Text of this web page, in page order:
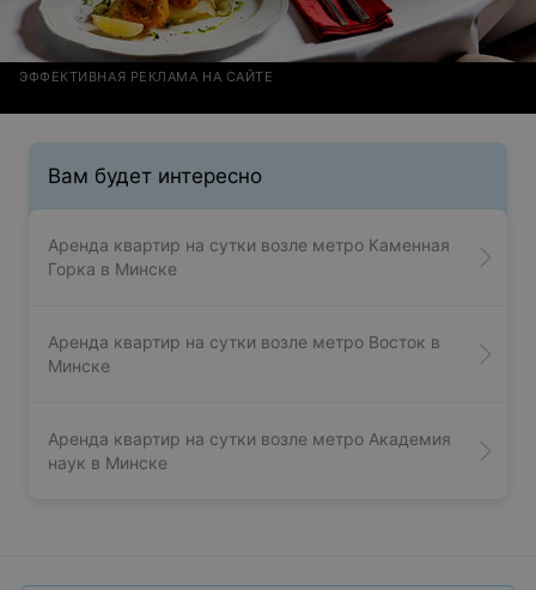
ЭФФЕКТИВНАЯ РЕКЛАМА НА САЙТЕ
Вам будет интересно
Аренда квартир на сутки возле метро Каменная
Горка в Минске
Аренда квартир на сутки возле метро Восток в
Минске
Аренда квартир на сутки возле метро Академия
наук в Минске